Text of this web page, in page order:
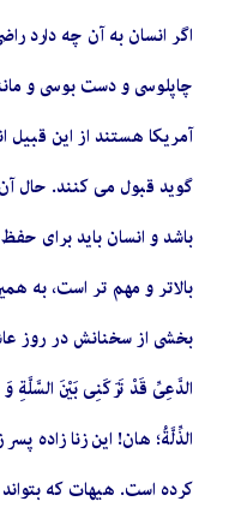
اگر انسان به آن چه دارد
چاپلوسى و دست بوسى و
آمريكا هستند از اين قبيل
گويد قبول مى كنند. حال
باشد و انسان بايد براى
بالاتر و مهم تر است، به
بخشى از سخنانش در روز
الدَّعِيِّ قَدْ تَرَكَنِي بَيْنَ
الذِّلَّةُ؛ هان! اين زنا زاده
كرده است. هيهات كه